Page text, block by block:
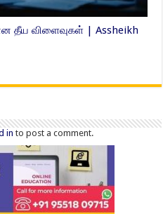
தீய விளைவுகள் | Assheikh
in to post a comment.